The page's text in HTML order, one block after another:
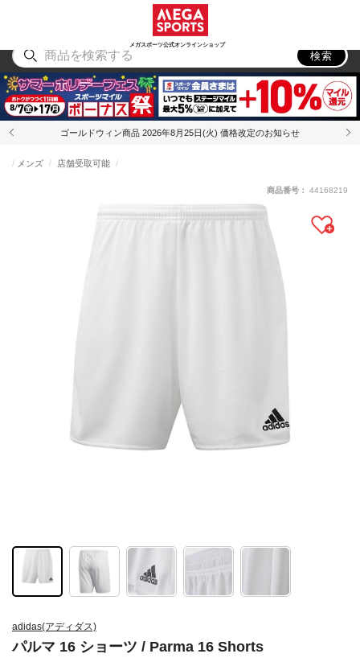
メガスポーツ公式オンラインショップ
アウトドア
検索
ゴールドウィン商品 2026年8月25日(火) 価格改定のお知らせ
adidas(アディダス)
パルマ 16 ショーツ / Parma 16 Shorts
メンズ 店舗受取可能
商品番号： 44168219